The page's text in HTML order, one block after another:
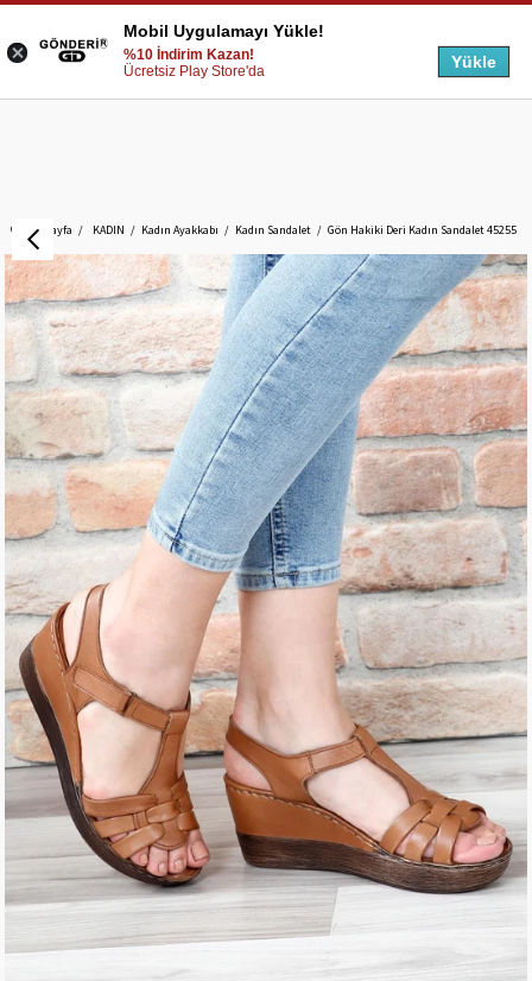
Anasayfa KADIN Kadın Ayakkabı Kadın Sandalet Gön Hakiki Deri Kadın Sandalet 45255
Mobil Uygulamayı Yükle!
%10 İndirim Kazan!
Ücretsiz Play Store'da
Yükle